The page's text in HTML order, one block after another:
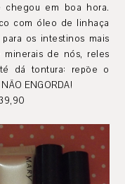
chegou em boa hora.
com óleo de linhaça
os intestinos mais
minerais de nós, reles
dá tontura: repõe o
ENGORDA!